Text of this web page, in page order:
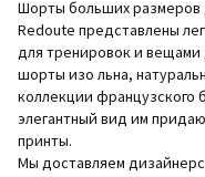
Шорты больших размеров
Redoute представлены
для тренировок и
шорты изо льна,
коллекции французского
элегантный вид им
принты.
Мы доставляем